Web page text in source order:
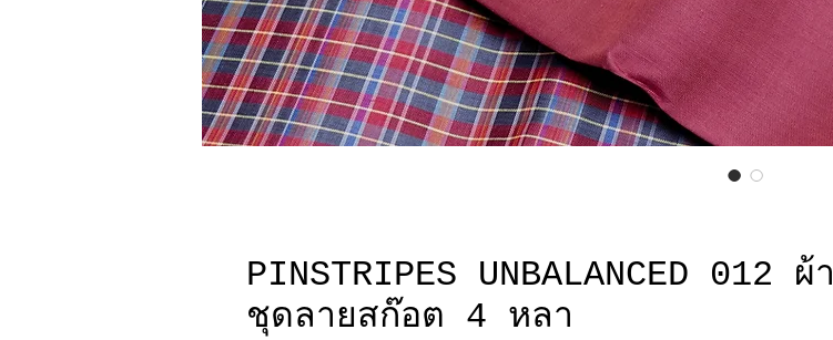
PINSTRIPES UNBALANCED 012 ผ้า
ชุดลายสก๊อต 4 หลา